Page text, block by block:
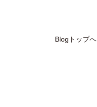
Blogトップへ